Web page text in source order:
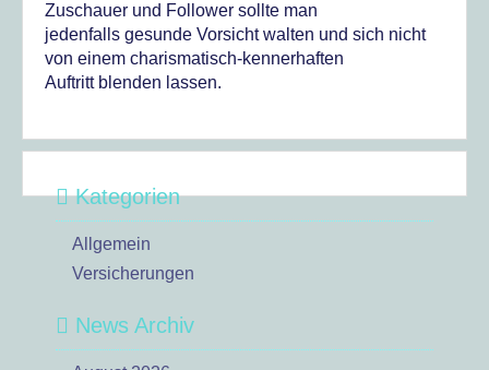
Zuschauer und Follower sollte man
jedenfalls gesunde Vorsicht walten und sich nicht
von einem charismatisch-kennerhaften
Auftritt blenden lassen.
Kategorien
Allgemein
Versicherungen
News Archiv